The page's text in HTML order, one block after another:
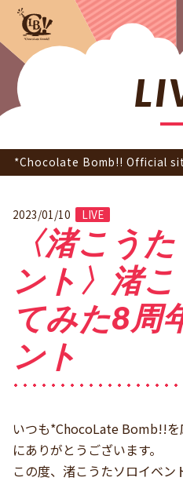
SCHEDULE
GOODS
YOUTUBE
OFFICIAL
*Chocolate Bomb!! Official
2023/01/10 LIVE
〈渚こう
ント〉渚
てみた8周
ント
いつも*ChocoLate Bomb!!
にありがとうございます。
この度、渚こうたソロイベン